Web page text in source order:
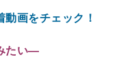
画をチェック！
たい―